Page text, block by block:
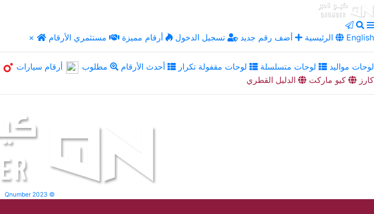
× الرئيسية أضف رقم جديد تسجيل الدخول أرقام مميزة مستثمري الأرقام English
لوحات مواليد لوحات متسلسلة لوحات مقفولة تكرار أحدث الأرقام مطلوب أرقام سيارات
كارز
كيو ماركت الدليل القطري
Qnumber 2023 ©